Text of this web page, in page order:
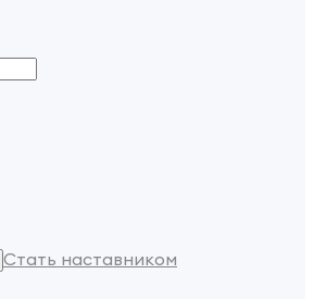
Стать наставником